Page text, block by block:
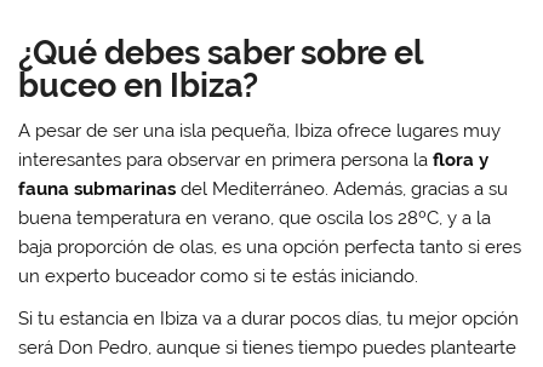
¿Qué debes saber sobre el
buceo en Ibiza?
A pesar de ser una isla pequeña, Ibiza ofrece lugares muy
interesantes para observar en primera persona laflora y
fauna submarinas del Mediterráneo. Además, gracias a su
buena temperatura en verano, que oscila los 28ºC, y a la
baja proporción de olas, es una opción perfecta tanto si eres
un experto buceador como si te estás iniciando.
Si tu estancia en Ibiza va a durar pocos días, tu mejor opción
será Don Pedro, aunque si tienes tiempo puedes plantearte